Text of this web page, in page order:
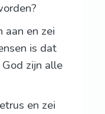
aan en zei
is dat
zijn alle
en zei